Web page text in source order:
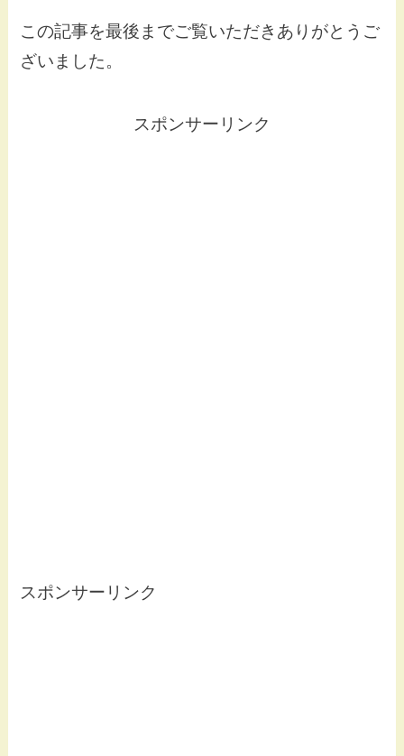
この記事を最後までご覧いただきありがとうご
ざいました。
スポンサーリンク
スポンサーリンク